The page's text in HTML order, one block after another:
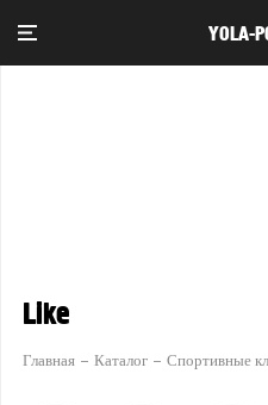
YOLA-
Like
Главная Каталог Спортивные